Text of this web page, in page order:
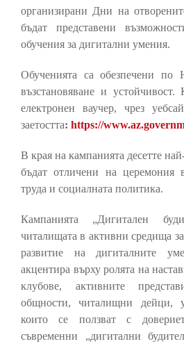
организирани Дни на
бъдат представени
обучения за дигитални умения.
Обученията са обезпечени по
възстановяване и устойчивост.
електронен ваучер, чрез
заетостта: https://
В края на кампанията десетте
бъдат отличени на церемония
труда и социалната политика.
Кампанията „Дигитален
читалищата в активни средища
развитие на дигиталните
акцентира върху ролята на
клубове, активните
общности, читалищни дейци,
които се ползват с
съвременни „дигитални